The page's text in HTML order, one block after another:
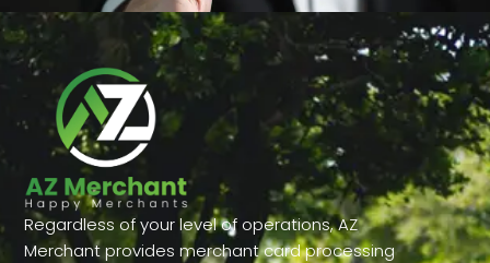
Regardless of your level of operations, AZ
Merchant provides merchant card processing